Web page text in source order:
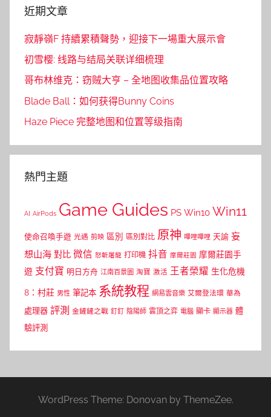
近期文章
寂靜嶺F 持續累積聲勢，迎接下一場重大展示會
初雪樱: 线路与结局关联详细梳理
哥布林维克：窃贼大亨 – 全地图收集品位置攻略
Blade Ball：如何获得Bunny Coins
Haze Piece 完整地图和位置等级指南
熱門主題
AI AirPods Game Guides PS Win10 Win11
使命召喚手遊 光遇 剪映 區別 區別對比 原神 嗶哩嗶哩 天諭 妄
想山海 對比 微信 怒斬屠龍 打印機 抖音 摩爾莊園 摩爾莊園手
遊 支付寶 明日方舟 江南百景圖 淘寶 激活 王者榮耀 生化危機
8：村莊 男性 筆記本 系統教程 網易雲音樂 艾爾登法環 華為
處理器 評測 金鏟鏟之戰 釘釘 陰陽師 雲頂之弈 電腦 顯卡 顯示器 體
驗評測
WordPress Theme: Donovan by ThemeZee.